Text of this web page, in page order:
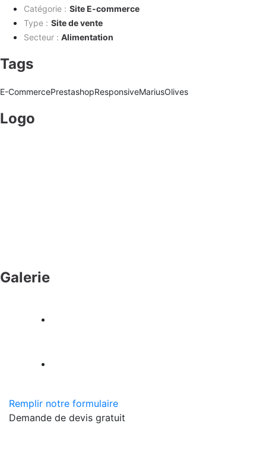
Catégorie : Site E-commerce
Type : Site de vente
Secteur : Alimentation
Tags
E-CommercePrestashopResponsiveMariusOlives
Logo
Galerie
Remplir notre formulaire
Demande de devis gratuit